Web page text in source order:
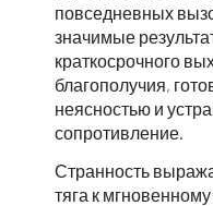
повседневных
значимые
краткосрочного
благополучия,
неясностью и
сопротивление.
Странность
тяга к